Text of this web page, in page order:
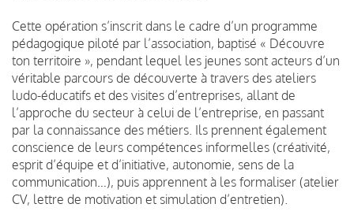
Cette opération s’inscrit dans le cadre d’un programme
pédagogique piloté par l’association, baptisé « Découvre
ton territoire », pendant lequel les jeunes sont acteurs d’un
véritable parcours de découverte à travers des ateliers
ludo-éducatifs et des visites d’entreprises, allant de
l’approche du secteur à celui de l’entreprise, en passant
par la connaissance des métiers. Ils prennent également
conscience de leurs compétences informelles (créativité,
esprit d’équipe et d’initiative, autonomie, sens de la
communication…), puis apprennent à les formaliser (atelier
CV, lettre de motivation et simulation d’entretien).